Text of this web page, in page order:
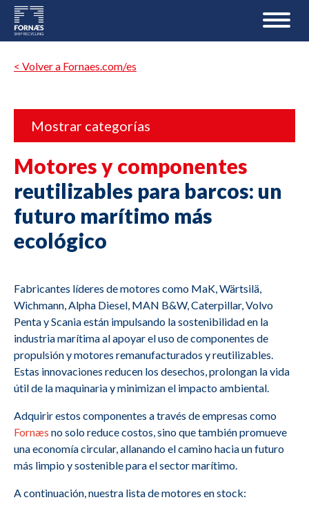
< Volver a Fornaes.com/es
Mostrar categorías
Motores y componentes
reutilizables para barcos: un
futuro marítimo más
ecológico
Fabricantes líderes de motores como MaK, Wärtsilä,
Wichmann, Alpha Diesel, MAN B&W, Caterpillar, Volvo
Penta y Scania están impulsando la sostenibilidad en la
industria marítima al apoyar el uso de componentes de
propulsión y motores remanufacturados y reutilizables.
Estas innovaciones reducen los desechos, prolongan la vida
útil de la maquinaria y minimizan el impacto ambiental.
Adquirir estos componentes a través de empresas como
Fornæs no solo reduce costos, sino que también promueve
una economía circular, allanando el camino hacia un futuro
más limpio y sostenible para el sector marítimo.
A continuación, nuestra lista de motores en stock: